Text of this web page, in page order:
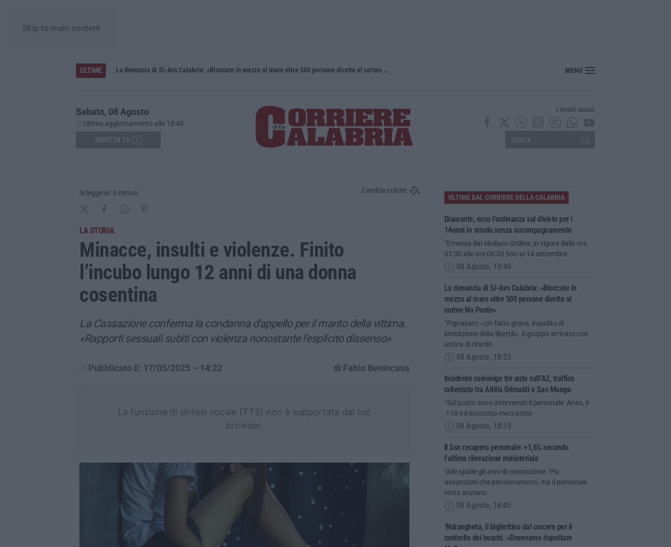
Skip to main content
ULTIME La denuncia di Si-Avs Calabria: «Bloccate in mezzo al mare oltre 500 persone dirette al corteo No Ponte» Incidente coinvolge tre auto sull’A2, traffico rallentato tra Altilia Grimaldi e San Mango
MENU
Sabato, 08 Agosto
Ultimo aggiornamento alle 18:40
I nostri canali
Si legge in: 3 minuti Cambia colore:
LA STORIA
Minacce, insulti e violenze. Finito
l’incubo lungo 12 anni di una donna
cosentina
La Cassazione conferma la condanna d’appello per il marito della vittima.
«Rapporti sessuali subiti con violenza nonostante l’esplicito dissenso»
Pubblicato il: 17/05/2025 – 14:22 di Fabio Benincasa
La funzione di sintesi vocale (TTS) non è supportata dal tuo
browser.
ULTIME DAL CORRIERE DELLA CALABRIA
Diamante, ecco l’ordinanza sul divieto per i
14enni in strada senza accompagnamento
“Emessa dal sindaco Ordine, in vigore dalle ore
01:30 alle ore 06:30 fino al 14 settembre
08 Agosto, 18:40
La denuncia di Si-Avs Calabria: «Bloccate in
mezzo al mare oltre 500 persone dirette al
corteo No Ponte»
“Pignataro: «Un fatto grave, inaudito di
limitazione della libertà». Il gruppo arrivato con
un’ora di ritardo
08 Agosto, 18:25
Incidente coinvolge tre auto sull’A2, traffico
rallentato tra Altilia Grimaldi e San Mango
“Sul posto sono intervenuti il personale Anas, il
118 e il soccorso meccanico
08 Agosto, 18:15
Il Ssn recupera personale: +1,6% secondo
l’ultima rilevazione ministeriale
“Alle spalle gli anni di contrazione. Più
assunzioni che pensionamenti, ma il personale
resta anziano
08 Agosto, 18:05
’Ndrangheta, il bigliettino dal carcere per il
controllo dei boschi. «Dovevamo rispettare